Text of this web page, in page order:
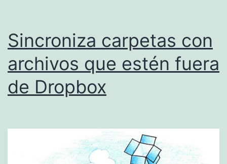
Sincroniza carpetas con
archivos que estén fuera
de Dropbox